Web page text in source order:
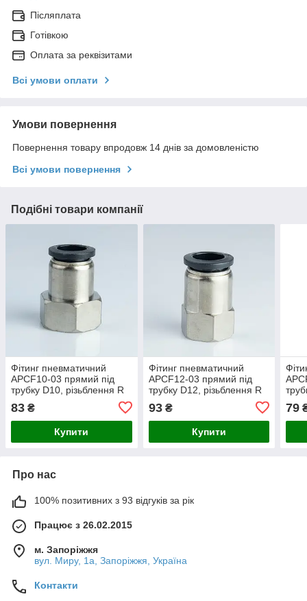
Післяплата
Готівкою
Оплата за реквізитами
Всі умови оплати
Умови повернення
Повернення товару впродовж 14 днів за домовленістю
Всі умови повернення
Подібні товари компанії
Фітинг пневматичний
APCF10-03 прямий під
трубку D10, різьблення R
83 ₴
Купити
Фітинг пневматичний
APCF12-03 прямий під
трубку D12, різьблення R
93₴
Купити
79
Про нас
100% позитивних з 93 відгуків за рік
Працює з 26.02.2015
м. Запоріжжя
вул. Миру, 1а, Запоріжжя, Україна
Контакти